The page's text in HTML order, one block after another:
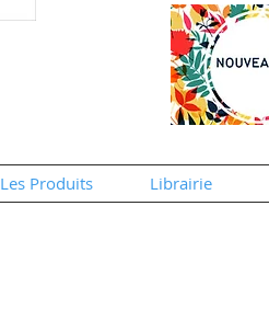
Les Produits Librairie